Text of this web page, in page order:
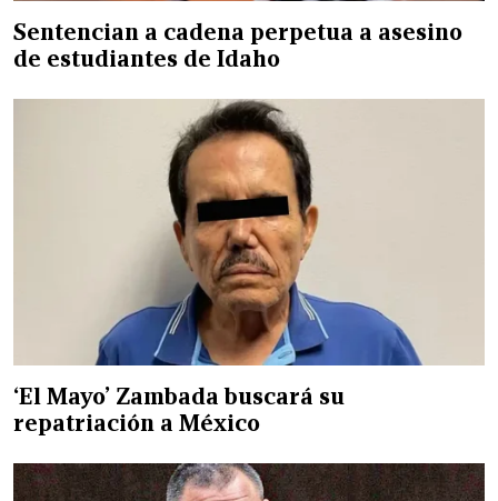
Sentencian a cadena perpetua a asesino
de estudiantes de Idaho
‘El Mayo’ Zambada buscará su
repatriación a México